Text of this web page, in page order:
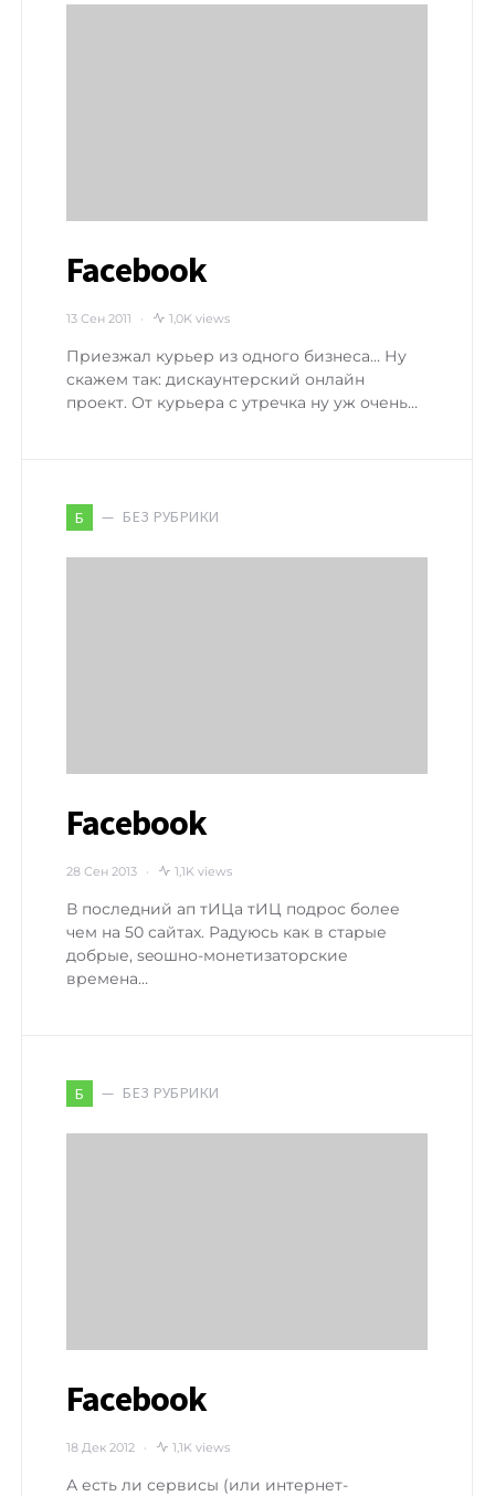
Facebook
13 Сен 2011 1,0K views
Приезжал курьер из одного бизнеса… Ну
скажем так: дискаунтерский онлайн
проект. От курьера с утречка ну уж очень…
Б БЕЗ РУБРИКИ
Facebook
28 Сен 2013 1,1K views
В последний ап тИЦа тИЦ подрос более
чем на 50 сайтах. Радуюсь как в старые
добрые, seoшно-монетизаторские
времена…
Б БЕЗ РУБРИКИ
Facebook
18 Дек 2012 1,1K views
А есть ли сервисы (или интернет-